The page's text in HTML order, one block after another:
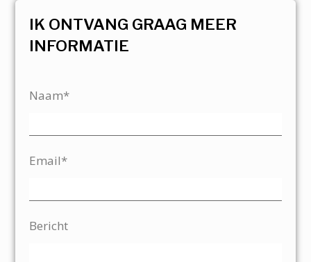
IK ONTVANG GRAAG MEER
INFORMATIE
Naam*
Email*
Bericht